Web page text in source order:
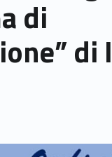
di
di